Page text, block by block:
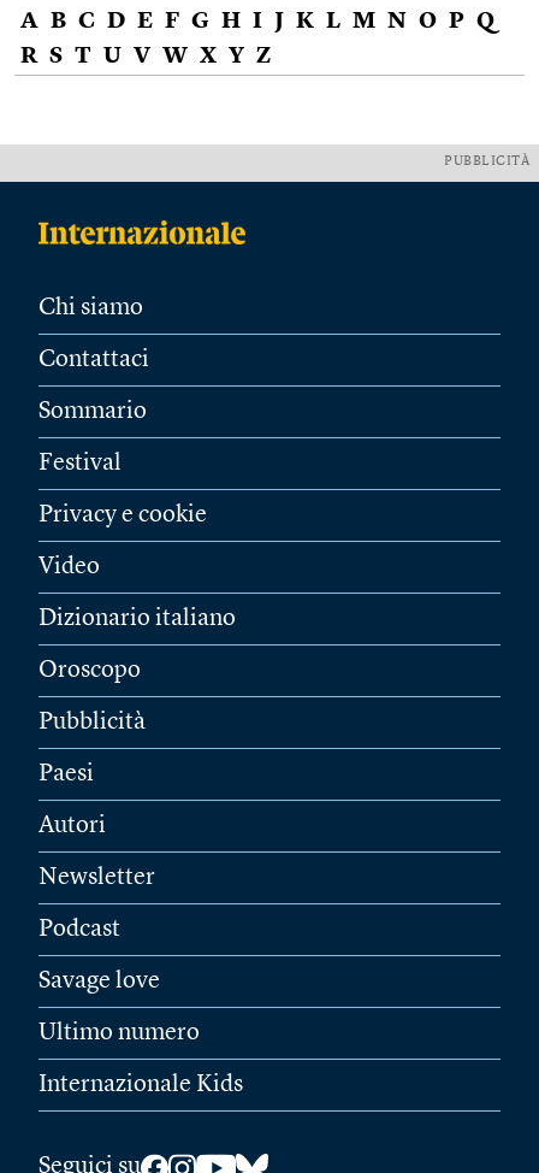
A B C D E F G H I J K L M N O P Q
R S T U V W X Y Z
PUBBLICITÀ
Chi siamo
Contattaci
Sommario
Festival
Privacy e cookie
Video
Dizionario italiano
Oroscopo
Pubblicità
Paesi
Autori
Newsletter
Podcast
Savage love
Ultimo numero
Internazionale Kids
Seguici su